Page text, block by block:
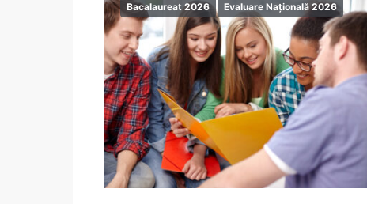
Bacalaureat 2026 Evaluare Națională 2026